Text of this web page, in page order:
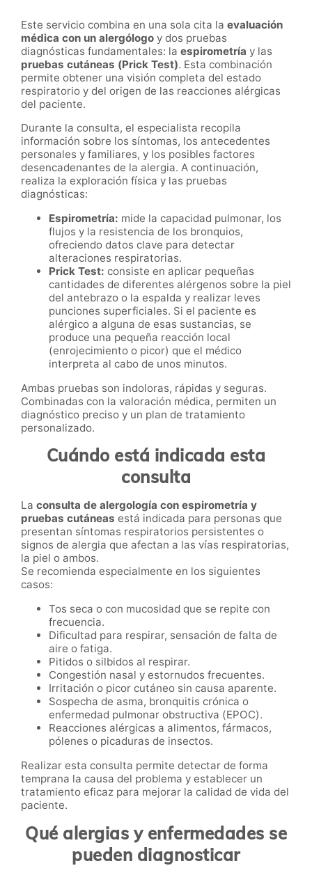
Este servicio combina en una sola cita la evaluación
médica con un alergólogo y dos pruebas
diagnósticas fundamentales: la espirometría y las
pruebas cutáneas (Prick Test). Esta combinación
permite obtener una visión completa del estado
respiratorio y del origen de las reacciones alérgicas
del paciente.
Durante la consulta, el especialista recopila
información sobre los síntomas, los antecedentes
personales y familiares, y los posibles factores
desencadenantes de la alergia. A continuación,
realiza la exploración física y las pruebas
diagnósticas:
Espirometría: mide la capacidad pulmonar, los
flujos y la resistencia de los bronquios,
ofreciendo datos clave para detectar
alteraciones respiratorias.
Prick Test: consiste en aplicar pequeñas
cantidades de diferentes alérgenos sobre la piel
del antebrazo o la espalda y realizar leves
punciones superficiales. Si el paciente es
alérgico a alguna de esas sustancias, se
produce una pequeña reacción local
(enrojecimiento o picor) que el médico
interpreta al cabo de unos minutos.
Ambas pruebas son indoloras, rápidas y seguras.
Combinadas con la valoración médica, permiten un
diagnóstico preciso y un plan de tratamiento
personalizado.
Cuándo está indicada esta
consulta
La consulta de alergología con espirometría y
pruebas cutáneas está indicada para personas que
presentan síntomas respiratorios persistentes o
signos de alergia que afectan a las vías respiratorias,
la piel o ambos.
Se recomienda especialmente en los siguientes
casos:
Tos seca o con mucosidad que se repite con
frecuencia.
Dificultad para respirar, sensación de falta de
aire o fatiga.
Pitidos o silbidos al respirar.
Congestión nasal y estornudos frecuentes.
Irritación o picor cutáneo sin causa aparente.
Sospecha de asma, bronquitis crónica o
enfermedad pulmonar obstructiva (EPOC).
Reacciones alérgicas a alimentos, fármacos,
pólenes o picaduras de insectos.
Realizar esta consulta permite detectar de forma
temprana la causa del problema y establecer un
tratamiento eficaz para mejorar la calidad de vida del
paciente.
Qué alergias y enfermedades se
pueden diagnosticar